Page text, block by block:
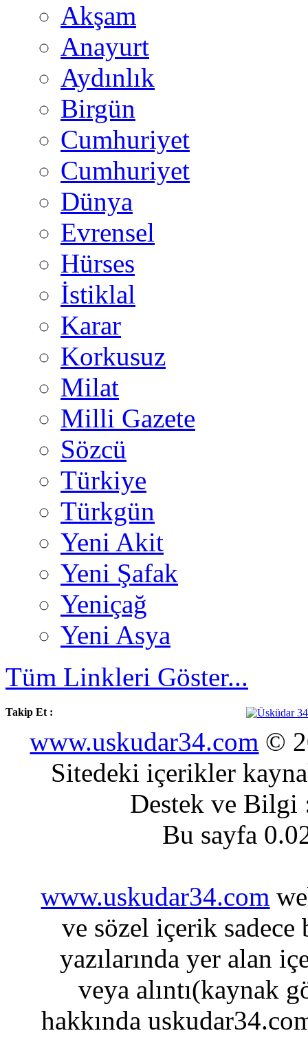
Akşam
Anayurt
Aydınlık
Birgün
Cumhuriyet
Cumhuriyet
Dünya
Evrensel
Hürses
İstiklal
Karar
Korkusuz
Milat
Milli Gazete
Sözcü
Türkiye
Türkgün
Yeni Akit
Yeni Şafak
Yeniçağ
Yeni Asya
Tüm Linkleri Göster...
Takip Et :
www.uskudar34.com ©
Sitedeki içerikler
Destek ve
Bu sayfa
www.uskudar34.com
ve sözel içerik sadece
yazılarında yer alan
veya alıntı(kaynak
hakkında